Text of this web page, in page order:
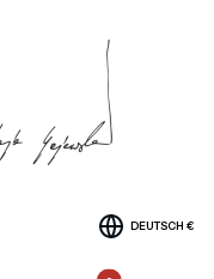
DEUTSCH €